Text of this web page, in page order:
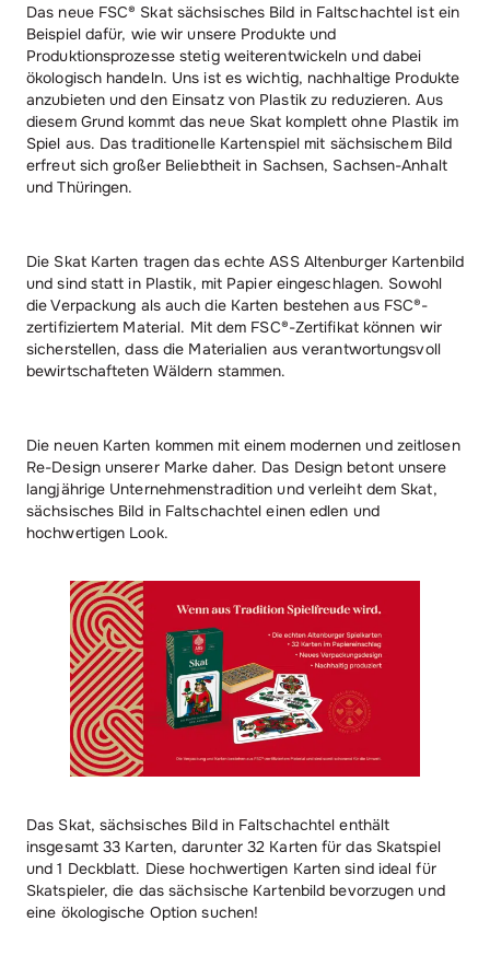
Das neue FSC® Skat sächsisches Bild in Faltschachtel ist ein
Beispiel dafür, wie wir unsere Produkte und
Produktionsprozesse stetig weiterentwickeln und dabei
ökologisch handeln. Uns ist es wichtig, nachhaltige Produkte
anzubieten und den Einsatz von Plastik zu reduzieren. Aus
diesem Grund kommt das neue Skat komplett ohne Plastik im
Spiel aus. Das traditionelle Kartenspiel mit sächsischem Bild
erfreut sich großer Beliebtheit in Sachsen, Sachsen-Anhalt
und Thüringen.
Die Skat Karten tragen das echte ASS Altenburger Kartenbild
und sind statt in Plastik, mit Papier eingeschlagen. Sowohl
die Verpackung als auch die Karten bestehen aus FSC®-
zertifiziertem Material. Mit dem FSC®-Zertifikat können wir
sicherstellen, dass die Materialien aus verantwortungsvoll
bewirtschafteten Wäldern stammen.
Die neuen Karten kommen mit einem modernen und zeitlosen
Re-Design unserer Marke daher. Das Design betont unsere
langjährige Unternehmenstradition und verleiht dem Skat,
sächsisches Bild in Faltschachtel einen edlen und
hochwertigen Look.
Das Skat, sächsisches Bild in Faltschachtel enthält
insgesamt 33 Karten, darunter 32 Karten für das Skatspiel
und 1 Deckblatt. Diese hochwertigen Karten sind ideal für
Skatspieler, die das sächsische Kartenbild bevorzugen und
eine ökologische Option suchen!